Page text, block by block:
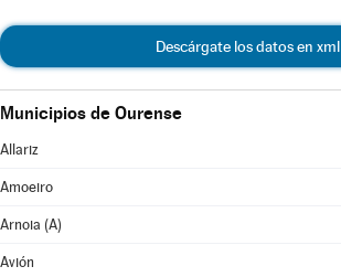
Descárgate los datos en xml
Municipios de Ourense
Allariz
Amoeiro
Arnoia (A)
Avión